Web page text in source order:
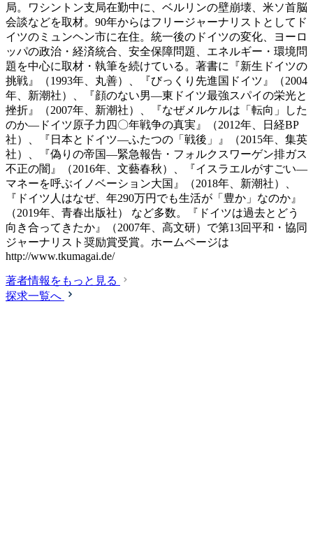
局。ワシントン支局在勤中に、ベルリンの壁崩壊、米ソ首脳
会談などを取材。90年からはフリージャーナリストとしてド
イツのミュンヘン市に在住。統一後のドイツの変化、ヨーロ
ッパの政治・経済統合、安全保障問題、エネルギー・環境問
題を中心に取材・執筆を続けている。著書に『新生ドイツの
挑戦』（1993年、丸善）、『びっくり先進国ドイツ』（2004
年、新潮社）、『顔のない男―東ドイツ最強スパイの栄光と
挫折』（2007年、新潮社）、『なぜメルケルは「転向」した
のか―ドイツ原子力四〇年戦争の真実』（2012年、日経BP
社）、『日本とドイツ―ふたつの「戦後」』（2015年、集英
社）、『偽りの帝国―緊急報告・フォルクスワーゲン排ガス
不正の闇』（2016年、文藝春秋）、『イスラエルがすごい―
マネーを呼ぶイノベーション大国』（2018年、新潮社）、
『ドイツ人はなぜ、年290万円でも生活が「豊か」なのか』
（2019年、青春出版社） など多数。『ドイツは過去とどう
向き合ってきたか』（2007年、高文研）で第13回平和・協同
ジャーナリスト奨励賞受賞。ホームページは
http://www.tkumagai.de/
著者情報をもっと見る
探求一覧へ